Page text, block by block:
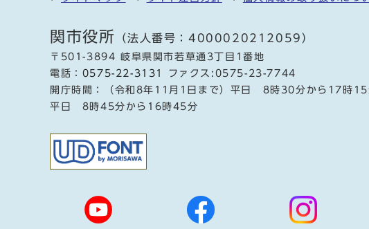
関市役所 （法人番号：4000020212059）
〒501-3894 岐阜県関市若草通3丁目1番地
電話： 0575-22-3131
ファクス:0575-23-7744
開庁時間：（令和8年11月1日まで）平日 8時30分から17時15
平日 8時45分から16時45分